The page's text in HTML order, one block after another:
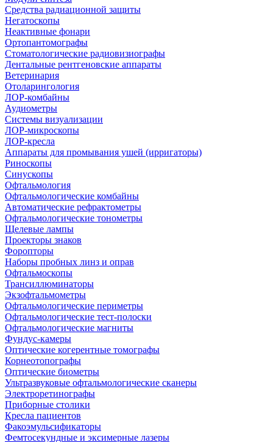
Средства радиационной защиты
Негатоскопы
Неактивные фонари
Ортопантомографы
Стоматологические радиовизиографы
Дентальные рентгеновские аппараты
Ветеринария
Отоларингология
ЛОР-комбайны
Аудиометры
Системы визуализации
ЛОР-микроскопы
ЛОР-кресла
Аппараты для промывания ушей (ирригаторы)
Риноскопы
Синускопы
Офтальмология
Офтальмологические комбайны
Автоматические рефрактометры
Офтальмологические тонометры
Щелевые лампы
Проекторы знаков
Форопторы
Наборы пробных линз и оправ
Офтальмоскопы
Трансиллюминаторы
Экзофтальмометры
Офтальмологические периметры
Офтальмологические тест-полоски
Офтальмологические магниты
Фундус-камеры
Оптические когерентные томографы
Корнеотопографы
Оптические биометры
Ультразвуковые офтальмологические сканеры
Электроретинографы
Приборные столики
Кресла пациентов
Факоэмульсификаторы
Фемтосекундные и эксимерные лазеры